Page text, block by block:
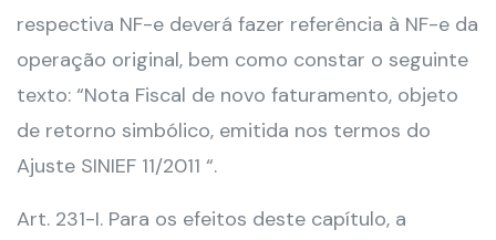
respectiva NF-e deverá fazer referência à NF-e da
operação original, bem como constar o seguinte
texto: “Nota Fiscal de novo faturamento, objeto
de retorno simbólico, emitida nos termos do
Ajuste SINIEF 11/2011 “.
Art. 231-I. Para os efeitos deste capítulo, a